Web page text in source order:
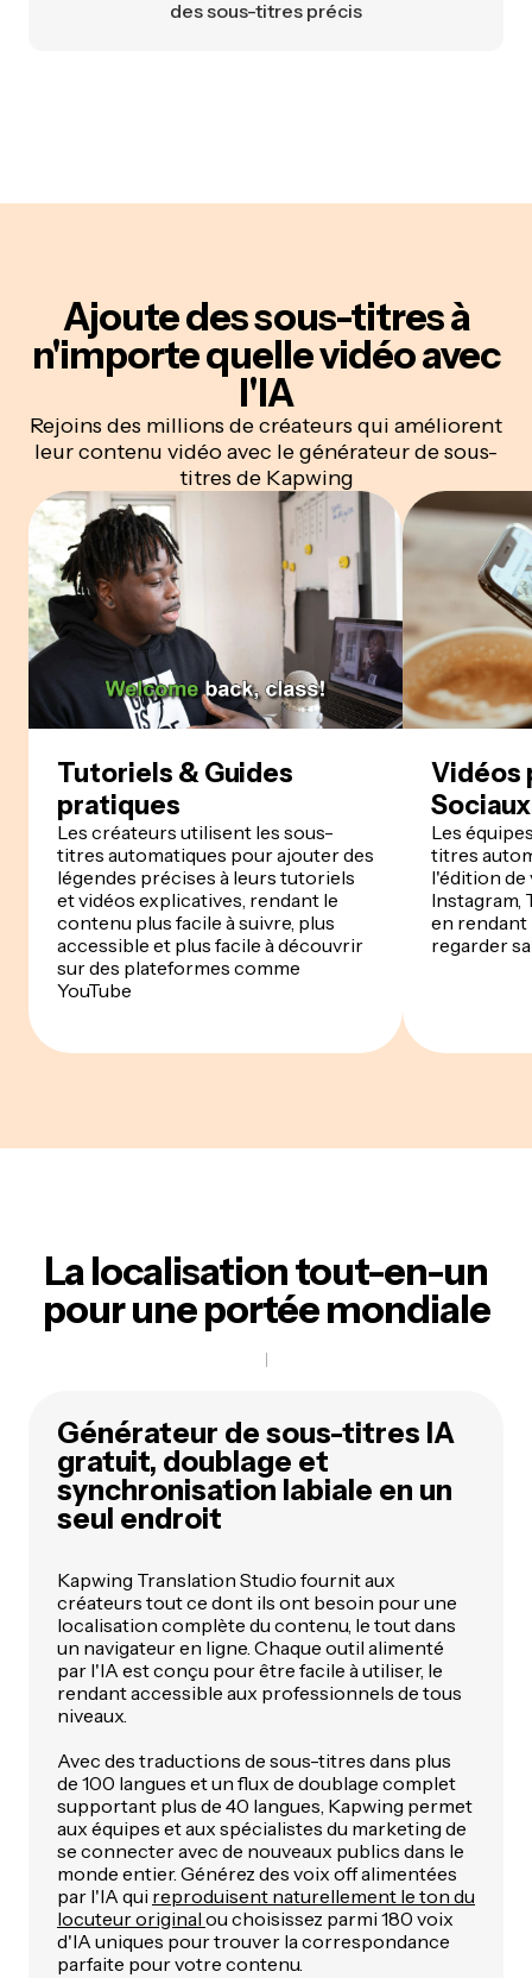
des sous-titres précis
Ajoute des sous-titres à
n'importe quelle vidéo avec
l'IA
Rejoins des millions de créateurs qui améliorent
leur contenu vidéo avec le générateur de sous-
titres de Kapwing
Tutoriels & Guides
pratiques
Les créateurs utilisent les sous-
titres automatiques pour ajouter des
légendes précises à leurs tutoriels
et vidéos explicatives, rendant le
contenu plus facile à suivre, plus
accessible et plus facile à découvrir
sur des plateformes comme
YouTube
Vidéos
Sociaux
Les
titres
l'édition de
Instagram,
en rendant
regarder
La localisation tout-en-un
pour une portée mondiale
Générateur de sous-titres IA
gratuit, doublage et
synchronisation labiale en un
seul endroit
Kapwing Translation Studio fournit aux
créateurs tout ce dont ils ont besoin pour une
localisation complète du contenu, le tout dans
un navigateur en ligne. Chaque outil alimenté
par l'IA est conçu pour être facile à utiliser, le
rendant accessible aux professionnels de tous
niveaux.
Avec des traductions de sous-titres dans plus
de 100 langues et un flux de doublage complet
supportant plus de 40 langues, Kapwing permet
aux équipes et aux spécialistes du marketing de
se connecter avec de nouveaux publics dans le
monde entier. Générez des voix off alimentées
par l'IA qui reproduisent naturellement le ton du
locuteur original ou choisissez parmi 180 voix
d'IA uniques pour trouver la correspondance
parfaite pour votre contenu.